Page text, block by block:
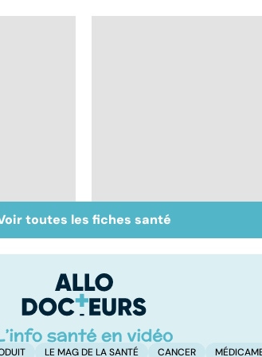
les
Tout savoir sur le
virus de la grippe
toutes les fiches santé
LE MAG DE LA SANTÉ CANCER